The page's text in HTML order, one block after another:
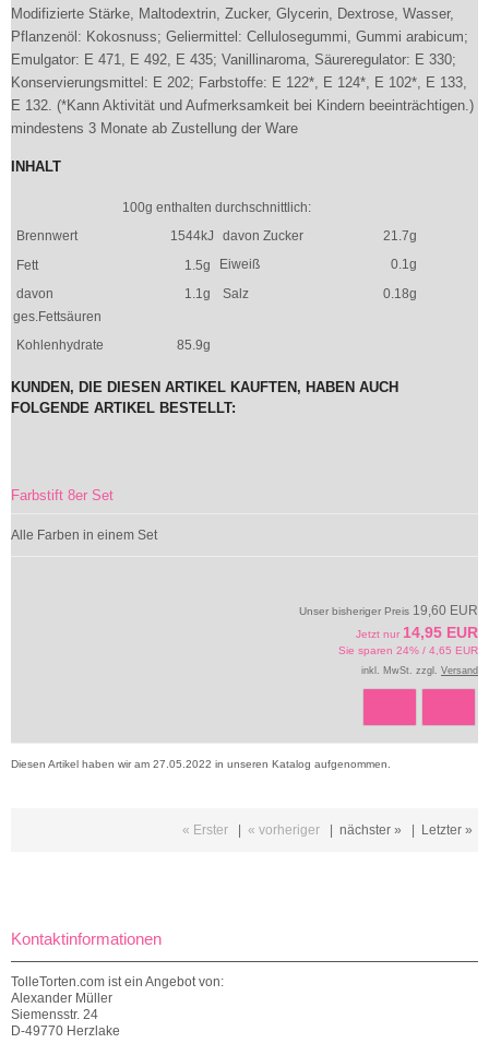
Modifizierte Stärke, Maltodextrin, Zucker, Glycerin, Dextrose, Wasser,
Pflanzenöl: Kokosnuss; Geliermittel: Cellulosegummi, Gummi arabicum;
Emulgator: E 471, E 492, E 435; Vanillinaroma, Säureregulator: E 330;
Konservierungsmittel: E 202; Farbstoffe: E 122*, E 124*, E 102*, E 133,
E 132. (*Kann Aktivität und Aufmerksamkeit bei Kindern beeinträchtigen.)
mindestens 3 Monate ab Zustellung der Ware
INHALT
100g enthalten durchschnittlich:
Brennwert
1544kJ davon Zucker
21.7g
Fett
1.5g Eiweiß
0.1g
davon
ges.Fettsäuren
1.1g Salz 0.18g
Kohlenhydrate 85.9g
KUNDEN, DIE DIESEN ARTIKEL KAUFTEN, HABEN AUCH
FOLGENDE ARTIKEL BESTELLT:
Farbstift 8er Set
Alle Farben in einem Set
Unser bisheriger Preis 19,60 EUR
Jetzt nur 14,95 EUR
Sie sparen 24% / 4,65 EUR
inkl. MwSt. zzgl. Versand
Diesen Artikel haben wir am 27.05.2022 in unseren Katalog aufgenommen.
« Erster « vorheriger nächster » Letzter »
Kontaktinformationen
TolleTorten.com ist ein Angebot von:
Alexander Müller
Siemensstr. 24
D-49770 Herzlake